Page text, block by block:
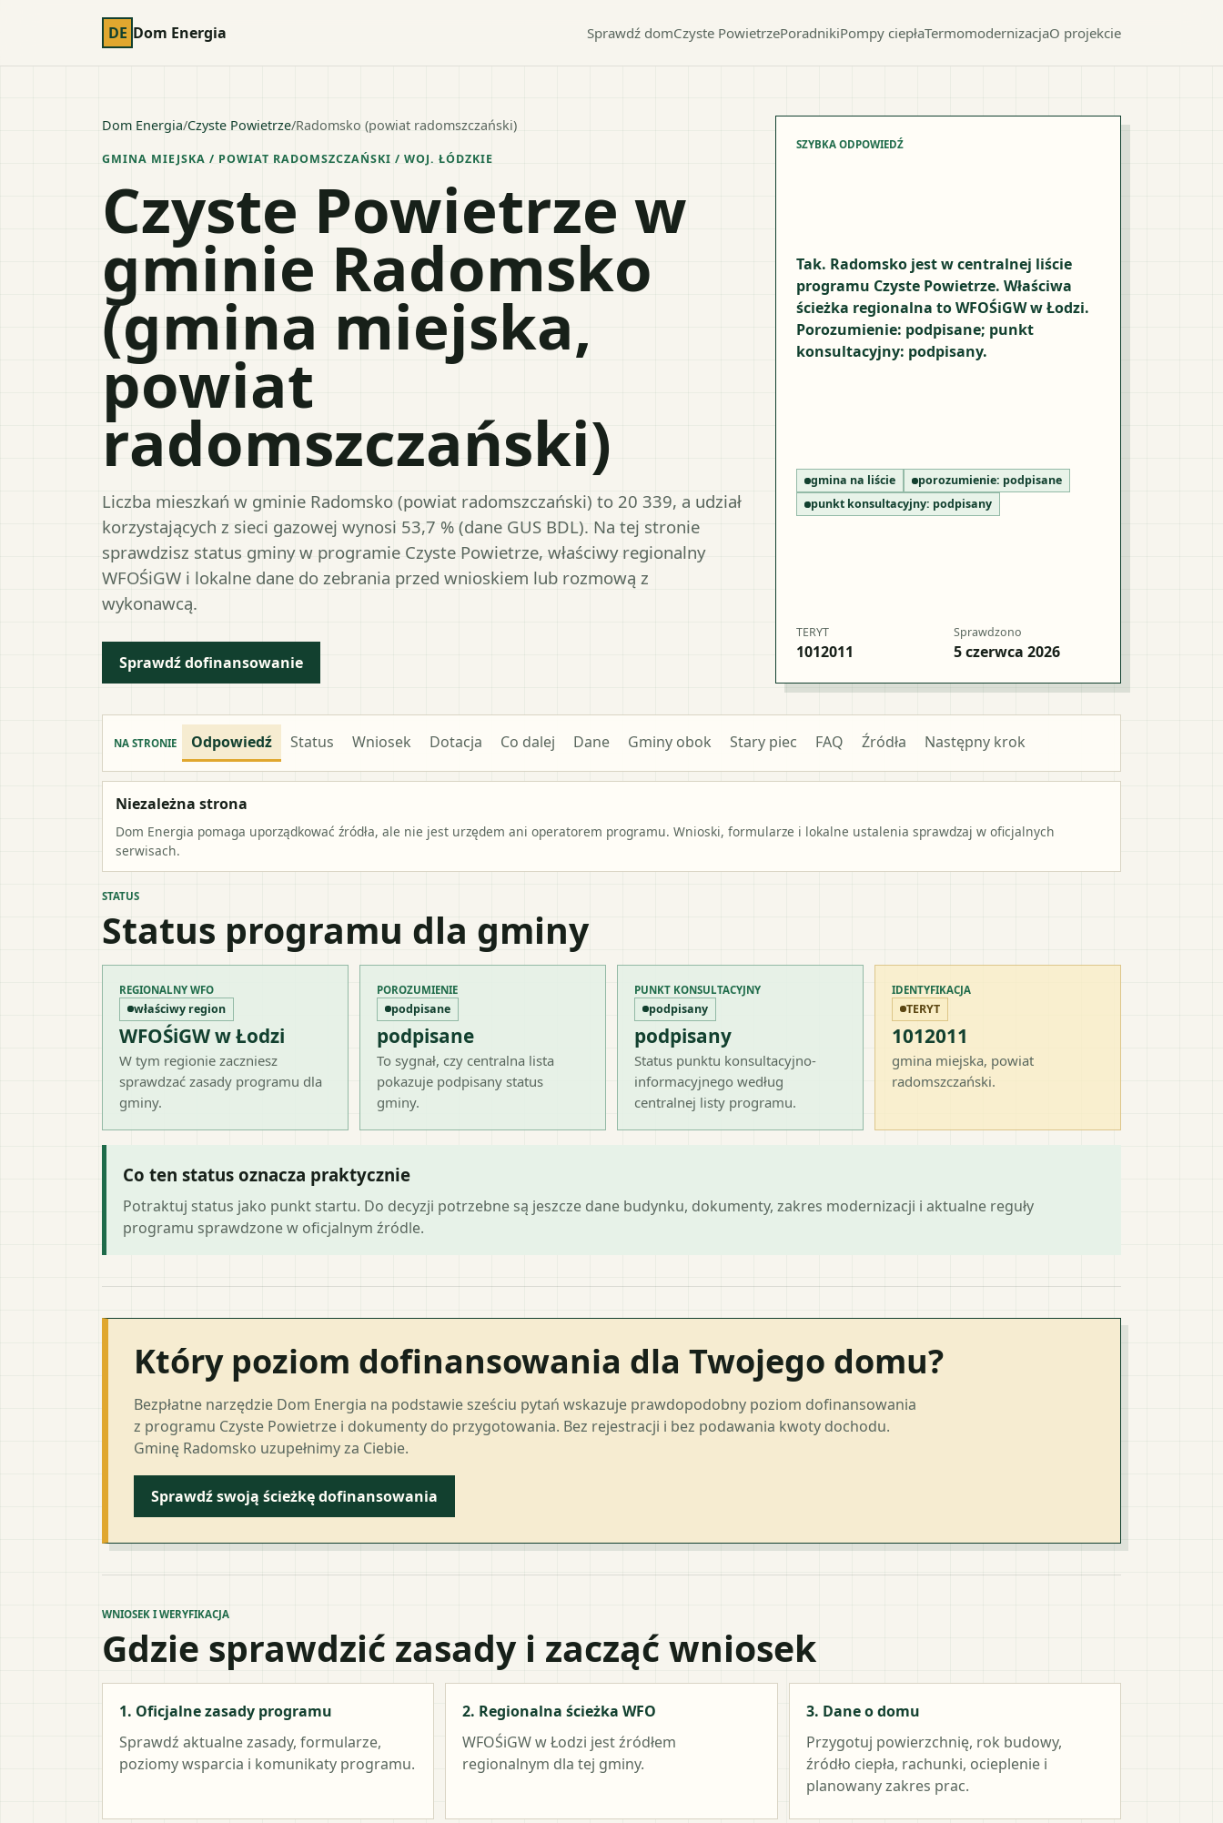
DE Dom Energia Sprawdź domCzyste PowietrzePoradnikiPompy ciepłaTermomodernizacjaO projekcie
Dom Energia/Czyste Powietrze/Radomsko (powiat radomszczański)
GMINA MIEJSKA / POWIAT RADOMSZCZAŃSKI / WOJ. ŁÓDZKIE
Czyste Powietrze w
gminie Radomsko
(gmina miejska,
powiat
radomszczański)
Liczba mieszkań w gminie Radomsko (powiat radomszczański) to 20 339, a udział
korzystających z sieci gazowej wynosi 53,7 % (dane GUS BDL). Na tej stronie
sprawdzisz status gminy w programie Czyste Powietrze, właściwy regionalny
WFOŚiGW i lokalne dane do zebrania przed wnioskiem lub rozmową z
wykonawcą.
Sprawdź dofinansowanie
SZYBKA ODPOWIEDŹ
Tak. Radomsko jest w centralnej liście
programu Czyste Powietrze. Właściwa
ścieżka regionalna to WFOŚiGW w Łodzi.
Porozumienie: podpisane; punkt
konsultacyjny: podpisany.
gmina na liście porozumienie: podpisane
punkt konsultacyjny: podpisany
TERYT
1012011
Sprawdzono
5 czerwca 2026
NA STRONIE Odpowiedź Status Wniosek Dotacja Co dalej Dane Gminy obok Stary piec FAQ Źródła Następny krok
Niezależna strona
Dom Energia pomaga uporządkować źródła, ale nie jest urzędem ani operatorem programu. Wnioski, formularze i lokalne ustalenia sprawdzaj w oficjalnych
serwisach.
STATUS
Status programu dla gminy
REGIONALNY WFO
właściwy region
WFOŚiGW w Łodzi
W tym regionie zaczniesz
sprawdzać zasady programu dla
gminy.
POROZUMIENIE
podpisane
podpisane
To sygnał, czy centralna lista
pokazuje podpisany status
gminy.
PUNKT KONSULTACYJNY
podpisany
podpisany
Status punktu konsultacyjno-
informacyjnego według
centralnej listy programu.
IDENTYFIKACJA
TERYT
1012011
gmina miejska, powiat
radomszczański.
Co ten status oznacza praktycznie
Potraktuj status jako punkt startu. Do decyzji potrzebne są jeszcze dane budynku, dokumenty, zakres modernizacji i aktualne reguły
programu sprawdzone w oficjalnym źródle.
Który poziom dofinansowania dla Twojego domu?
Bezpłatne narzędzie Dom Energia na podstawie sześciu pytań wskazuje prawdopodobny poziom dofinansowania
z programu Czyste Powietrze i dokumenty do przygotowania. Bez rejestracji i bez podawania kwoty dochodu.
Gminę Radomsko uzupełnimy za Ciebie.
Sprawdź swoją ścieżkę dofinansowania
WNIOSEK I WERYFIKACJA
Gdzie sprawdzić zasady i zacząć wniosek
1. Oficjalne zasady programu
Sprawdź aktualne zasady, formularze,
poziomy wsparcia i komunikaty programu.
2. Regionalna ścieżka WFO
WFOŚiGW w Łodzi jest źródłem
regionalnym dla tej gminy.
3. Dane o domu
Przygotuj powierzchnię, rok budowy,
źródło ciepła, rachunki, ocieplenie i
planowany zakres prac.